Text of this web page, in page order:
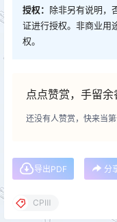
授权： 除非另有说明，
证进行授权。非商业用
权。
点点赞赏，手留余
还没有人赞赏，快来当第
导出PDF 分
CPⅢ